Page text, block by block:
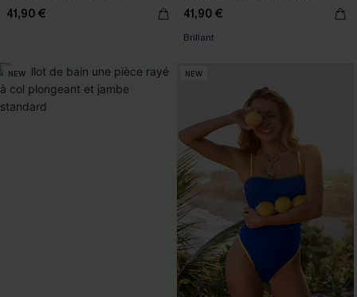
41,90 € 41,90 €
Brillant
NEW NEW